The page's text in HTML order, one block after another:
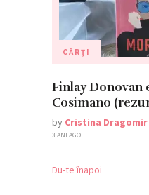
CĂRȚI
Finlay Donovan
Cosimano
by Cristina Dragomir
3 ANI AGO
Du-te înapoi